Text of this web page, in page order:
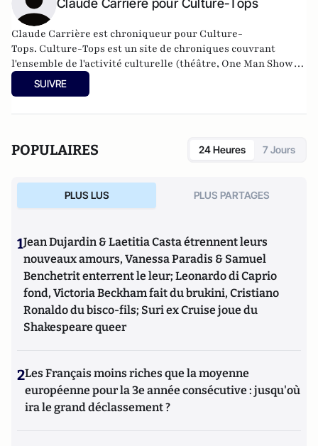
Claude Carrière pour Culture-Tops
Claude Carrière est chroniqueur pour Culture-
Tops. Culture-Tops est un site de chroniques couvrant
l'ensemble de l'activité culturelle (théâtre, One Man Shows,
opéras, ballets, spectacles divers, cinéma, expos, livres,
etc.).
SUIVRE
POPULAIRES 24 Heures 7 Jours
PLUS LUS PLUS PARTAGES
1Jean Dujardin & Laetitia Casta étrennent leurs
nouveaux amours, Vanessa Paradis & Samuel
Benchetrit enterrent le leur; Leonardo di Caprio
fond, Victoria Beckham fait du brukini, Cristiano
Ronaldo du bisco-fils; Suri ex Cruise joue du
Shakespeare queer
2Les Français moins riches que la moyenne
européenne pour la 3e année consécutive : jusqu'où
ira le grand déclassement ?